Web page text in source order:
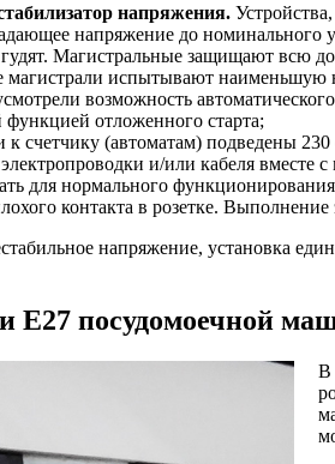
напряжения.
напряжение до
Магистральные защищают всю
магистрали испытывают наименьшую
возможность
отложенного старта;
к счетчику (автоматам) подведены
и/или кабеля
для нормального
контакта в розетке.
напряжение, установка
Е27 посудомоечной
В